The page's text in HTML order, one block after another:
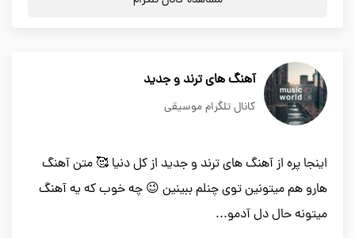
آهنگ های ترند و جدید
کانال تلگرام موسیقی
اینجا پره از آهنگ های ترند و جدید از کل دنیا 🥰 متن آهنگ
هارو هم میتونین توی چنلم ببینین 😉 چه خوب که یه آهنگ
میتونه حال دل آدمو...